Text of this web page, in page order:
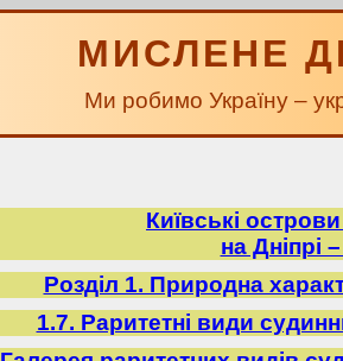
МИСЛЕНЕ
Ми робимо Україну –
Київські
на Дніпрі
Розділ 1. Природна
1.7. Раритетні види